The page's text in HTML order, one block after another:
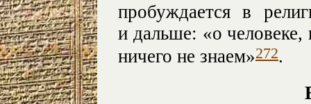
пробуждается в
и дальше: «о
ничего не знаем»272.